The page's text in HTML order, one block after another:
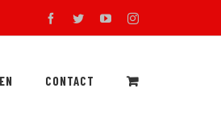
facebooktwitteryoutubeinstagram
CONTACT